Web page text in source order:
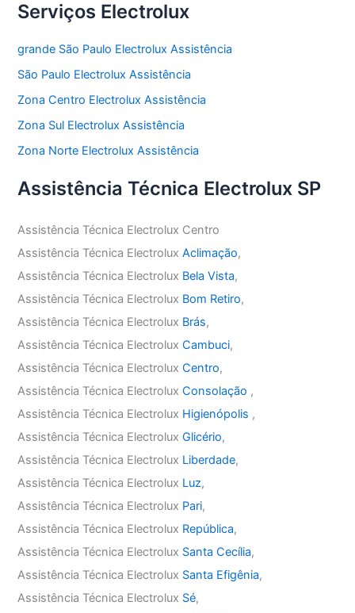
Serviços Electrolux
grande São Paulo Electrolux Assistência
São Paulo Electrolux Assistência
Zona Centro Electrolux Assistência
Zona Sul Electrolux Assistência
Zona Norte Electrolux Assistência
Assistência Técnica Electrolux SP
Assistência Técnica Electrolux Centro
Assistência Técnica ElectroluxAclimação,
Assistência Técnica Electrolux Bela Vista,
Assistência Técnica Electrolux Bom Retiro,
Assistência Técnica Electrolux Brás,
Assistência Técnica ElectroluxCambuci,
Assistência Técnica ElectroluxCentro,
Assistência Técnica ElectroluxConsolação ,
Assistência Técnica Electrolux Higienópolis ,
Assistência Técnica ElectroluxGlicério,
Assistência Técnica Electrolux Liberdade,
Assistência Técnica Electrolux Luz,
Assistência Técnica Electrolux Pari,
Assistência Técnica Electrolux República,
Assistência Técnica Electrolux Santa Cecília,
Assistência Técnica Electrolux Santa Efigênia,
Assistência Técnica Electrolux Sé,